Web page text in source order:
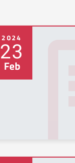
2024
23
Feb